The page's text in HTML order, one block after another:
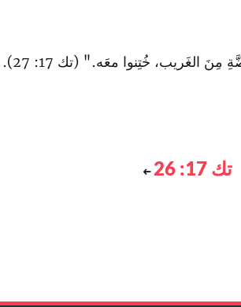
الغَريب، خُتِنوا معَه." (تك 17: 27).
تك 17: 26